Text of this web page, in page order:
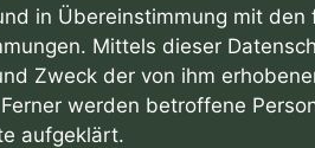
in Übereinstimmung mit
Mittels dieser
Zweck der von ihm
werden betroffene
aufgeklärt.